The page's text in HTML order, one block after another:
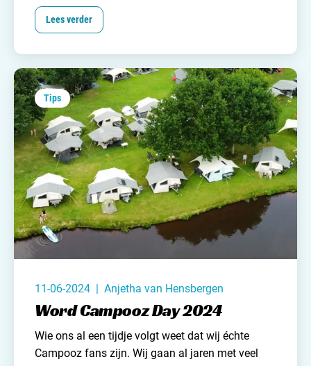
campings zijn, kan het vinden van een geschikte
kindercamping best een hele opgave zijn. Om jou
mooiste kindercampings van Frankrijk. Ik hoop
dat je er veel aan hebt!
Lees verder
Tips
11-06-2024 | Anjetha van Hensbergen
Word Campooz Day 2024
Wie ons al een tijdje volgt weet dat wij échte
Campooz fans zijn. Wij gaan al jaren met veel